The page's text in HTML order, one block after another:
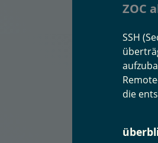
ZOC
SSH
die